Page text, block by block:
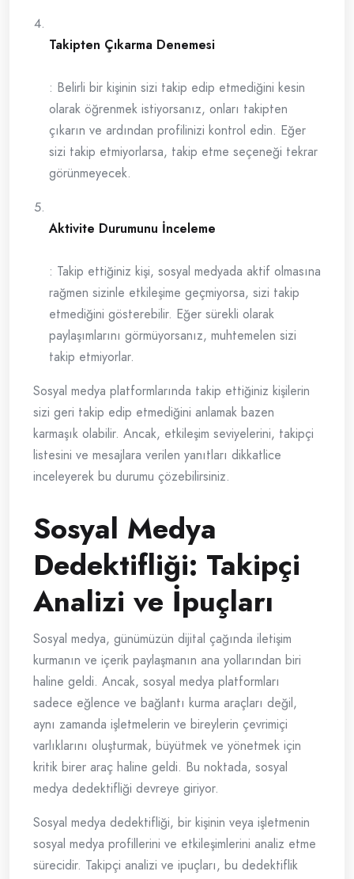
Takipten Çıkarma Denemesi
: Belirli bir kişinin sizi takip edip etmediğini kesin
olarak öğrenmek istiyorsanız, onları takipten
çıkarın ve ardından profilinizi kontrol edin. Eğer
sizi takip etmiyorlarsa, takip etme seçeneği tekrar
görünmeyecek.
Aktivite Durumunu İnceleme
: Takip ettiğiniz kişi, sosyal medyada aktif olmasına
rağmen sizinle etkileşime geçmiyorsa, sizi takip
etmediğini gösterebilir. Eğer sürekli olarak
paylaşımlarını görmüyorsanız, muhtemelen sizi
takip etmiyorlar.
Sosyal medya platformlarında takip ettiğiniz kişilerin
sizi geri takip edip etmediğini anlamak bazen
karmaşık olabilir. Ancak, etkileşim seviyelerini, takipçi
listesini ve mesajlara verilen yanıtları dikkatlice
inceleyerek bu durumu çözebilirsiniz.
Sosyal Medya
Dedektifliği: Takipçi
Analizi ve İpuçları
Sosyal medya, günümüzün dijital çağında iletişim
kurmanın ve içerik paylaşmanın ana yollarından biri
haline geldi. Ancak, sosyal medya platformları
sadece eğlence ve bağlantı kurma araçları değil,
aynı zamanda işletmelerin ve bireylerin çevrimiçi
varlıklarını oluşturmak, büyütmek ve yönetmek için
kritik birer araç haline geldi. Bu noktada, sosyal
medya dedektifliği devreye giriyor.
Sosyal medya dedektifliği, bir kişinin veya işletmenin
sosyal medya profillerini ve etkileşimlerini analiz etme
sürecidir. Takipçi analizi ve ipuçları, bu dedektiflik